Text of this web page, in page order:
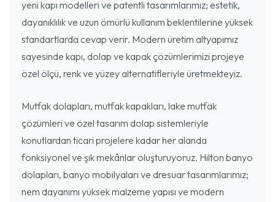
yeni kapı modelleri ve patentli tasarımlarımız; estetik,
dayanıklılık ve uzun ömürlü kullanım beklentilerine yüksek
standartlarda cevap verir. Modern üretim altyapımız
sayesinde kapı, dolap ve kapak çözümlerimizi projeye
özel ölçü, renk ve yüzey alternatifleriyle üretmekteyiz.
Mutfak dolapları, mutfak kapakları, lake mutfak
çözümleri ve özel tasarım dolap sistemleriyle
konutlardan ticari projelere kadar her alanda
fonksiyonel ve şık mekânlar oluşturuyoruz. Hilton banyo
dolapları, banyo mobilyaları ve dresuar tasarımlarımız;
nem dayanımı yüksek malzeme yapısı ve modern